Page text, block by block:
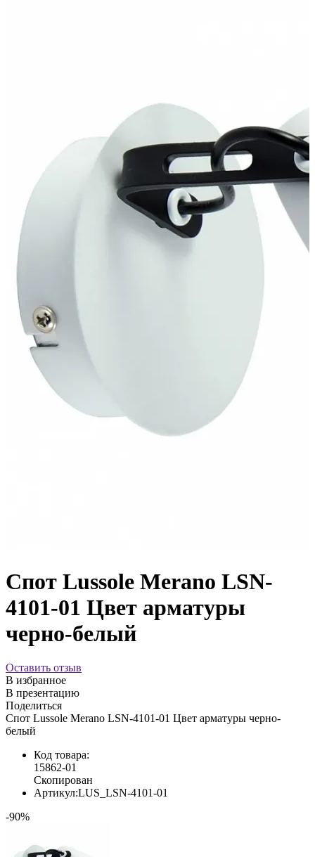
Спот Lussole Merano LSN-
4101-01 Цвет арматуры
черно-белый
Оставить отзыв
В избранное
В презентацию
Поделиться
Спот Lussole Merano LSN-4101-01 Цвет арматуры черно-
белый
Код товара:
15862-01
Скопирован
Артикул:LUS_LSN-4101-01
-90%